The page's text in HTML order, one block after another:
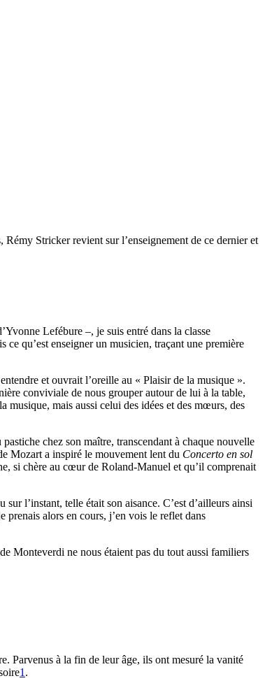
Stricker revient sur l’enseignement de ce dernier et
Lefébure –, je suis entré dans la classe
ce qu’est enseigner un musicien, traçant une première
et ouvrait l’oreille au « Plaisir de la musique ».
conviviale de nous grouper autour de lui à la table,
musique, mais aussi celui des idées et des mœurs, des
chez son maître, transcendant à chaque nouvelle
Mozart a inspiré le mouvement lent du Concerto en sol
si chère au cœur de Roland-Manuel et qu’il comprenait
l’instant, telle était son aisance. C’est d’ailleurs ainsi
prenais alors en cours, j’en vois le reflet dans
Monteverdi ne nous étaient pas du tout aussi familiers
Parvenus à la fin de leur âge, ils ont mesuré la vanité
1.